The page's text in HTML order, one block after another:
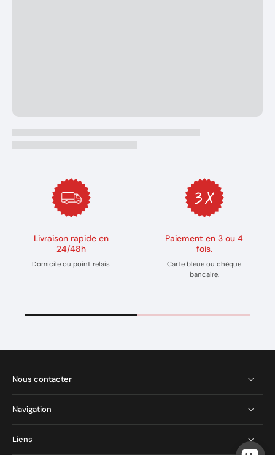
Livraison rapide en
24/48h
Domicile ou point relais
Paiement en 3 ou 4
fois.
Carte bleue ou chèque
bancaire.
Nous contacter
Navigation
Liens